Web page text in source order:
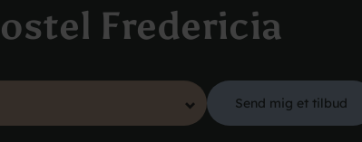
Fredericia
Send mig et tilbud